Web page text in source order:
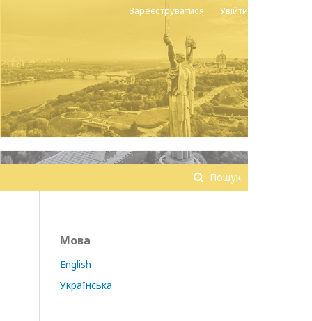
Пошук
Зареєструватися Увійти
Мова
English
Українська